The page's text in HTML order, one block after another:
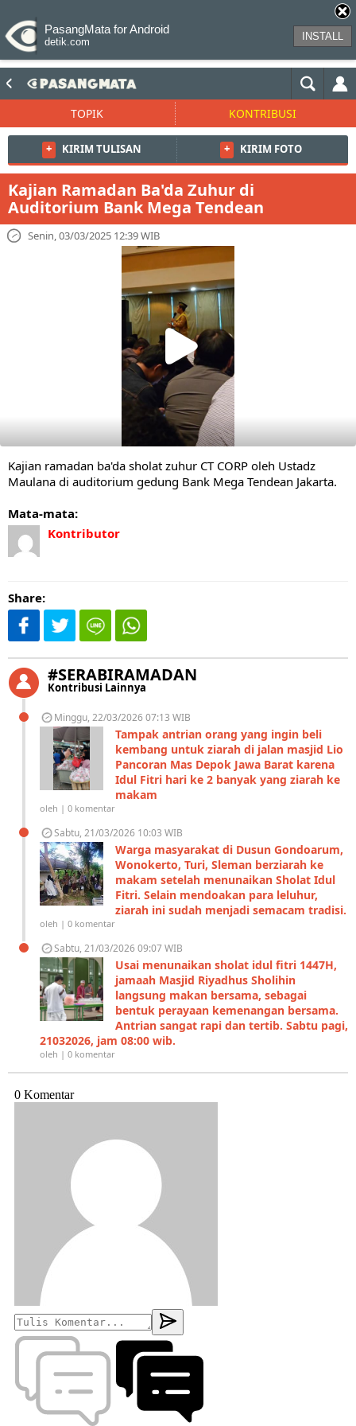
PasangMata for Android
detik.com INSTALL
TOPIK KONTRIBUSI
+ KIRIM TULISAN + KIRIM FOTO
Kajian Ramadan Ba'da Zuhur di
Auditorium Bank Mega Tendean
Senin, 03/03/2025 12:39 WIB
Kajian ramadan ba'da sholat zuhur CT CORP oleh Ustadz
Maulana di auditorium gedung Bank Mega Tendean Jakarta.
Mata-mata:
Kontributor
Share:
#SERABIRAMADAN
Kontribusi Lainnya
Minggu, 22/03/2026 07:13 WIB
Tampak antrian orang yang ingin beli
kembang untuk ziarah di jalan masjid Lio
Pancoran Mas Depok Jawa Barat karena
Idul Fitri hari ke 2 banyak yang ziarah ke
makam
oleh | 0 komentar
Sabtu, 21/03/2026 10:03 WIB
Warga masyarakat di Dusun Gondoarum,
Wonokerto, Turi, Sleman berziarah ke
makam setelah menunaikan Sholat Idul
Fitri. Selain mendoakan para leluhur,
ziarah ini sudah menjadi semacam tradisi.
oleh | 0 komentar
Sabtu, 21/03/2026 09:07 WIB
Usai menunaikan sholat idul fitri 1447H,
jamaah Masjid Riyadhus Sholihin
langsung makan bersama, sebagai
bentuk perayaan kemenangan bersama.
Antrian sangat rapi dan tertib. Sabtu pagi,
21032026, jam 08:00 wib.
oleh | 0 komentar